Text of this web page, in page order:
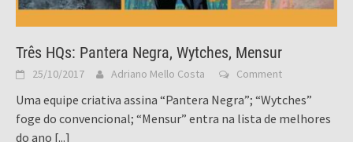
Três HQs: Pantera Negra, Wytches, Mensur
25/10/2017 Adriano Mello Costa Comment
Uma equipe criativa assina “Pantera Negra”; “Wytches”
foge do convencional; “Mensur” entra na lista de melhores
do ano [...]